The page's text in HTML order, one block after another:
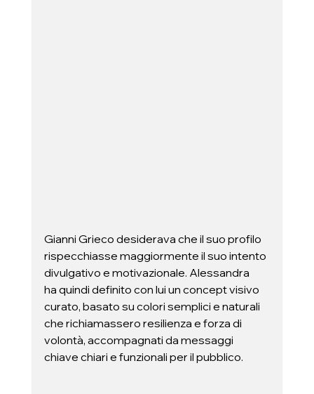
Gianni Grieco desiderava che il suo profilo
rispecchiasse maggiormente il suo intento
divulgativo e motivazionale. Alessandra
ha quindi definito con lui un concept visivo
curato, basato su colori semplici e naturali
che richiamassero resilienza e forza di
volontà, accompagnati da messaggi
chiave chiari e funzionali per il pubblico.